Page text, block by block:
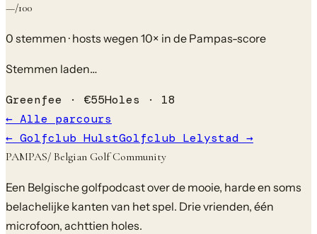
—/100
0 stemmen · hosts wegen 10× in de Pampas-score
Stemmen laden…
Greenfee · €55Holes · 18
← Alle parcours
← Golfclub HulstGolfclub Lelystad →
PAMPAS/ Belgian Golf Community
Een Belgische golfpodcast over de mooie, harde en soms
belachelijke kanten van het spel. Drie vrienden, één
microfoon, achttien holes.